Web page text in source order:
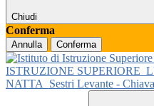
Chiudi
Conferma
Annulla Conferma
ISTRUZIONE SUPERIORE
NATTA
Sestri Levante -